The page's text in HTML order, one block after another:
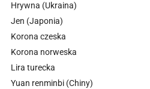
Hrywna (Ukraina)
Jen (Japonia)
Korona czeska
Korona norweska
Lira turecka
Yuan renminbi (Chiny)